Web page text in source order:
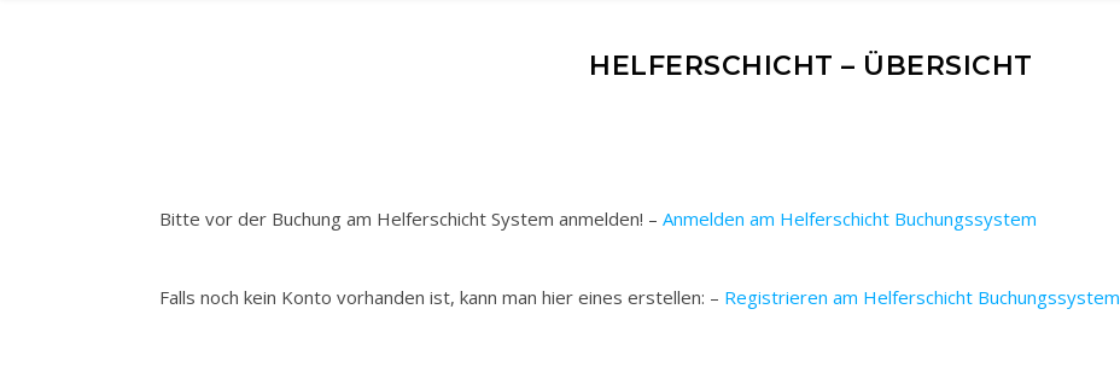
HELFERSCHICHT – ÜBERSICHT
Bitte vor der Buchung am Helferschicht System anmelden! – Anmelden am Helferschicht Buchungssystem
Falls noch kein Konto vorhanden ist, kann man hier eines erstellen: – Registrieren am Helferschicht Buchungssystem